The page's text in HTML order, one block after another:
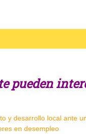
pueden
y desarrollo local ante
en desempleo